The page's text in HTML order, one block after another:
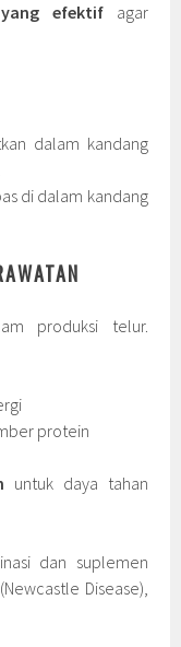
efektif agar
dalam kandang
di dalam kandang
produksi telur.
protein
untuk daya tahan
dan suplemen
Disease),